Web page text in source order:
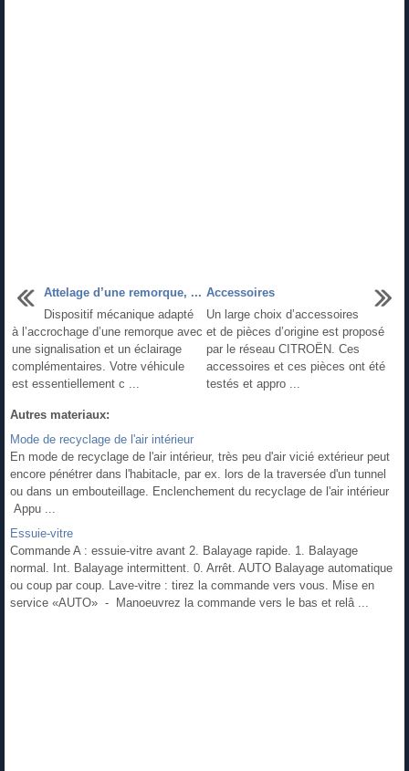
Attelage d’une remorque, ...
Dispositif mécanique adapté
à l’accrochage d’une remorque avec
une signalisation et un éclairage
complémentaires. Votre véhicule
est essentiellement c ...
Accessoires
Un large choix d’accessoires
et de pièces d’origine est proposé
par le réseau CITROËN. Ces
accessoires et ces pièces ont été
testés et appro ...
Autres materiaux:
Mode de recyclage de l'air intérieur
En mode de recyclage de l'air intérieur, très peu d'air vicié extérieur peut
encore pénétrer dans l'habitacle, par ex. lors de la traversée d'un tunnel
ou dans un embouteillage. Enclenchement du recyclage de l'air intérieur
Appu ...
Essuie-vitre
Commande A : essuie-vitre avant 2. Balayage rapide. 1. Balayage
normal. Int. Balayage intermittent. 0. Arrêt. AUTO Balayage automatique
ou coup par coup. Lave-vitre : tirez la commande vers vous. Mise en
service «AUTO» - Manoeuvrez la commande vers le bas et relâ ...